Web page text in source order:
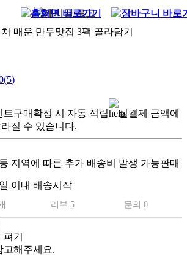
매운 만두맛집 3팩 골라담기
(5)
트구매확정 시 자동 적립
실결제 금액에
질 수 있습니다.
지역에 따른 추가 배송비 발생 가능판매
이내 배송시작
리뷰 5 문의 0
고해주세요.